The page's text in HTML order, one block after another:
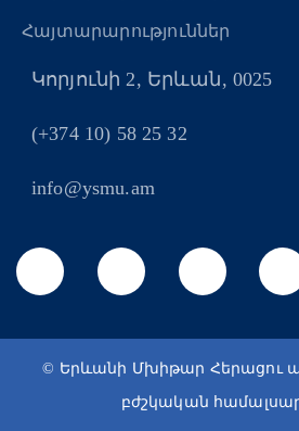
Հայտարարություններ
Կորյունի 2, Երևան, 0025
(+374 10) 58 25 32
info@ysmu.am
© Երևանի Մխիթար Հերացու
բժշկական